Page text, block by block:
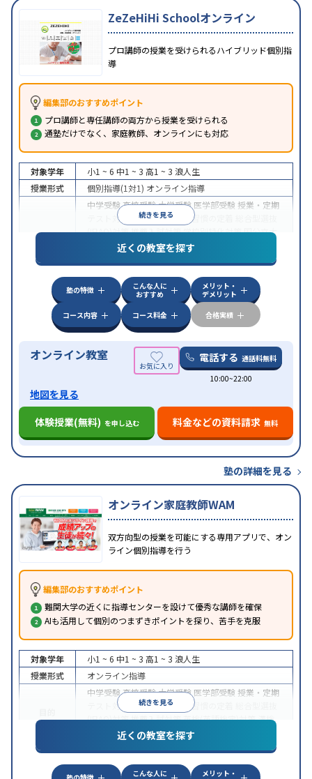
ZeZeHiHi Schoolオンライン
プロ講師の授業を受けられるハイブリッド個別指
導
編集部のおすすめポイント
プロ講師と専任講師の両方から授業を受けられる
通塾だけでなく、家庭教師、オンラインにも対応
続きを見る
対象学年 小1 ~ 6 中1 ~ 3 高1 ~ 3 浪人生
授業形式
個別指導(1対1) オンライン指導
中学受験高校受験大学受験 医学部受験 授業・定期
テスト対策
内申点対策 学習習慣の定着
(旧AO)対策推薦入試対策学校別特化対策国公立大
私大対策共通テスト対策
英語・英会話特化
特徴
中高一貫校生に対応授業の振替可能 不登校生に対
オンライン対応 1科目から受講可能季節講習の
みの受講可
自習室あり
近くの教室を探す
塾の特徴
こんな人に
おすすめ
メリット・
デメリット
コース内容
コース料金 合格実績
オンライン教室 電話する 通話料無料
10:00~22:00
地図を見る
体験授業(無料) を申し込む 料金などの資料請求 無料
塾の詳細を見る
オンライン家庭教師WAM
双方向型の授業を可能にする専用アプリで、オン
ライン個別指導を行う
編集部のおすすめポイント
難関大学の近くに指導センターを設けて優秀な講師を確保
AIも活用して個別のつまずきポイントを探り、苦手を克服
続きを見る
対象学年 小1 ~ 6 中1 ~ 3 高1 ~ 3 浪人生
授業形式
オンライン指導
中学受験高校受験大学受験 医学部受験 授業・定期
テスト対策
内申点対策 学習習慣の定着
(旧AO)対策推薦入試対策英検(英語検定)対策漢検
(漢字検定)対策
中高一貫校生に対応成績保証制度あり授業の振替
可能不登校生に対応学習にPC・タブレットを利用
オンライン対応1科目から受講可能
近くの教室を探す
こんな人に
メリット・